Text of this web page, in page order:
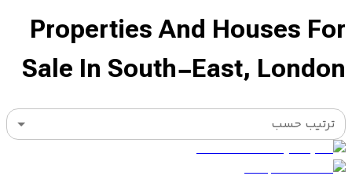
Properties And Houses For
Sale In South-East, London
ترتيب حسب